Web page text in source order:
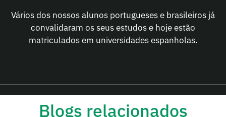
Vários dos nossos alunos portugueses e brasileiros já
convalidaram os seus estudos e hoje estão
matriculados em universidades espanholas.
Blogs relacionados